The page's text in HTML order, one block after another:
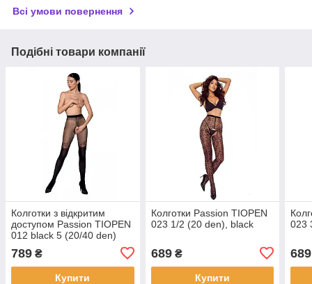
Всі умови повернення
Подібні товари компанії
Колготки з відкритим
доступом Passion TIOPEN
012 black 5 (20/40 den)
Puls69
789 ₴
Купити
Колготки Passion TIOPEN
023 1/2 (20 den), black
689₴
Купити
023
689